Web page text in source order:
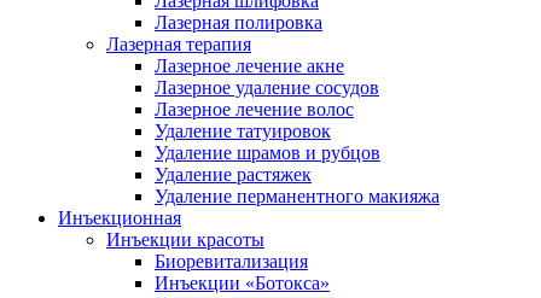
Лазерная полировка
Лазерная терапия
Лазерное лечение акне
Лазерное удаление сосудов
Лазерное лечение волос
Удаление татуировок
Удаление шрамов и рубцов
Удаление растяжек
Удаление перманентного макияжа
Инъекционная
Инъекции красоты
Биоревитализация
Инъекции «Ботокса»